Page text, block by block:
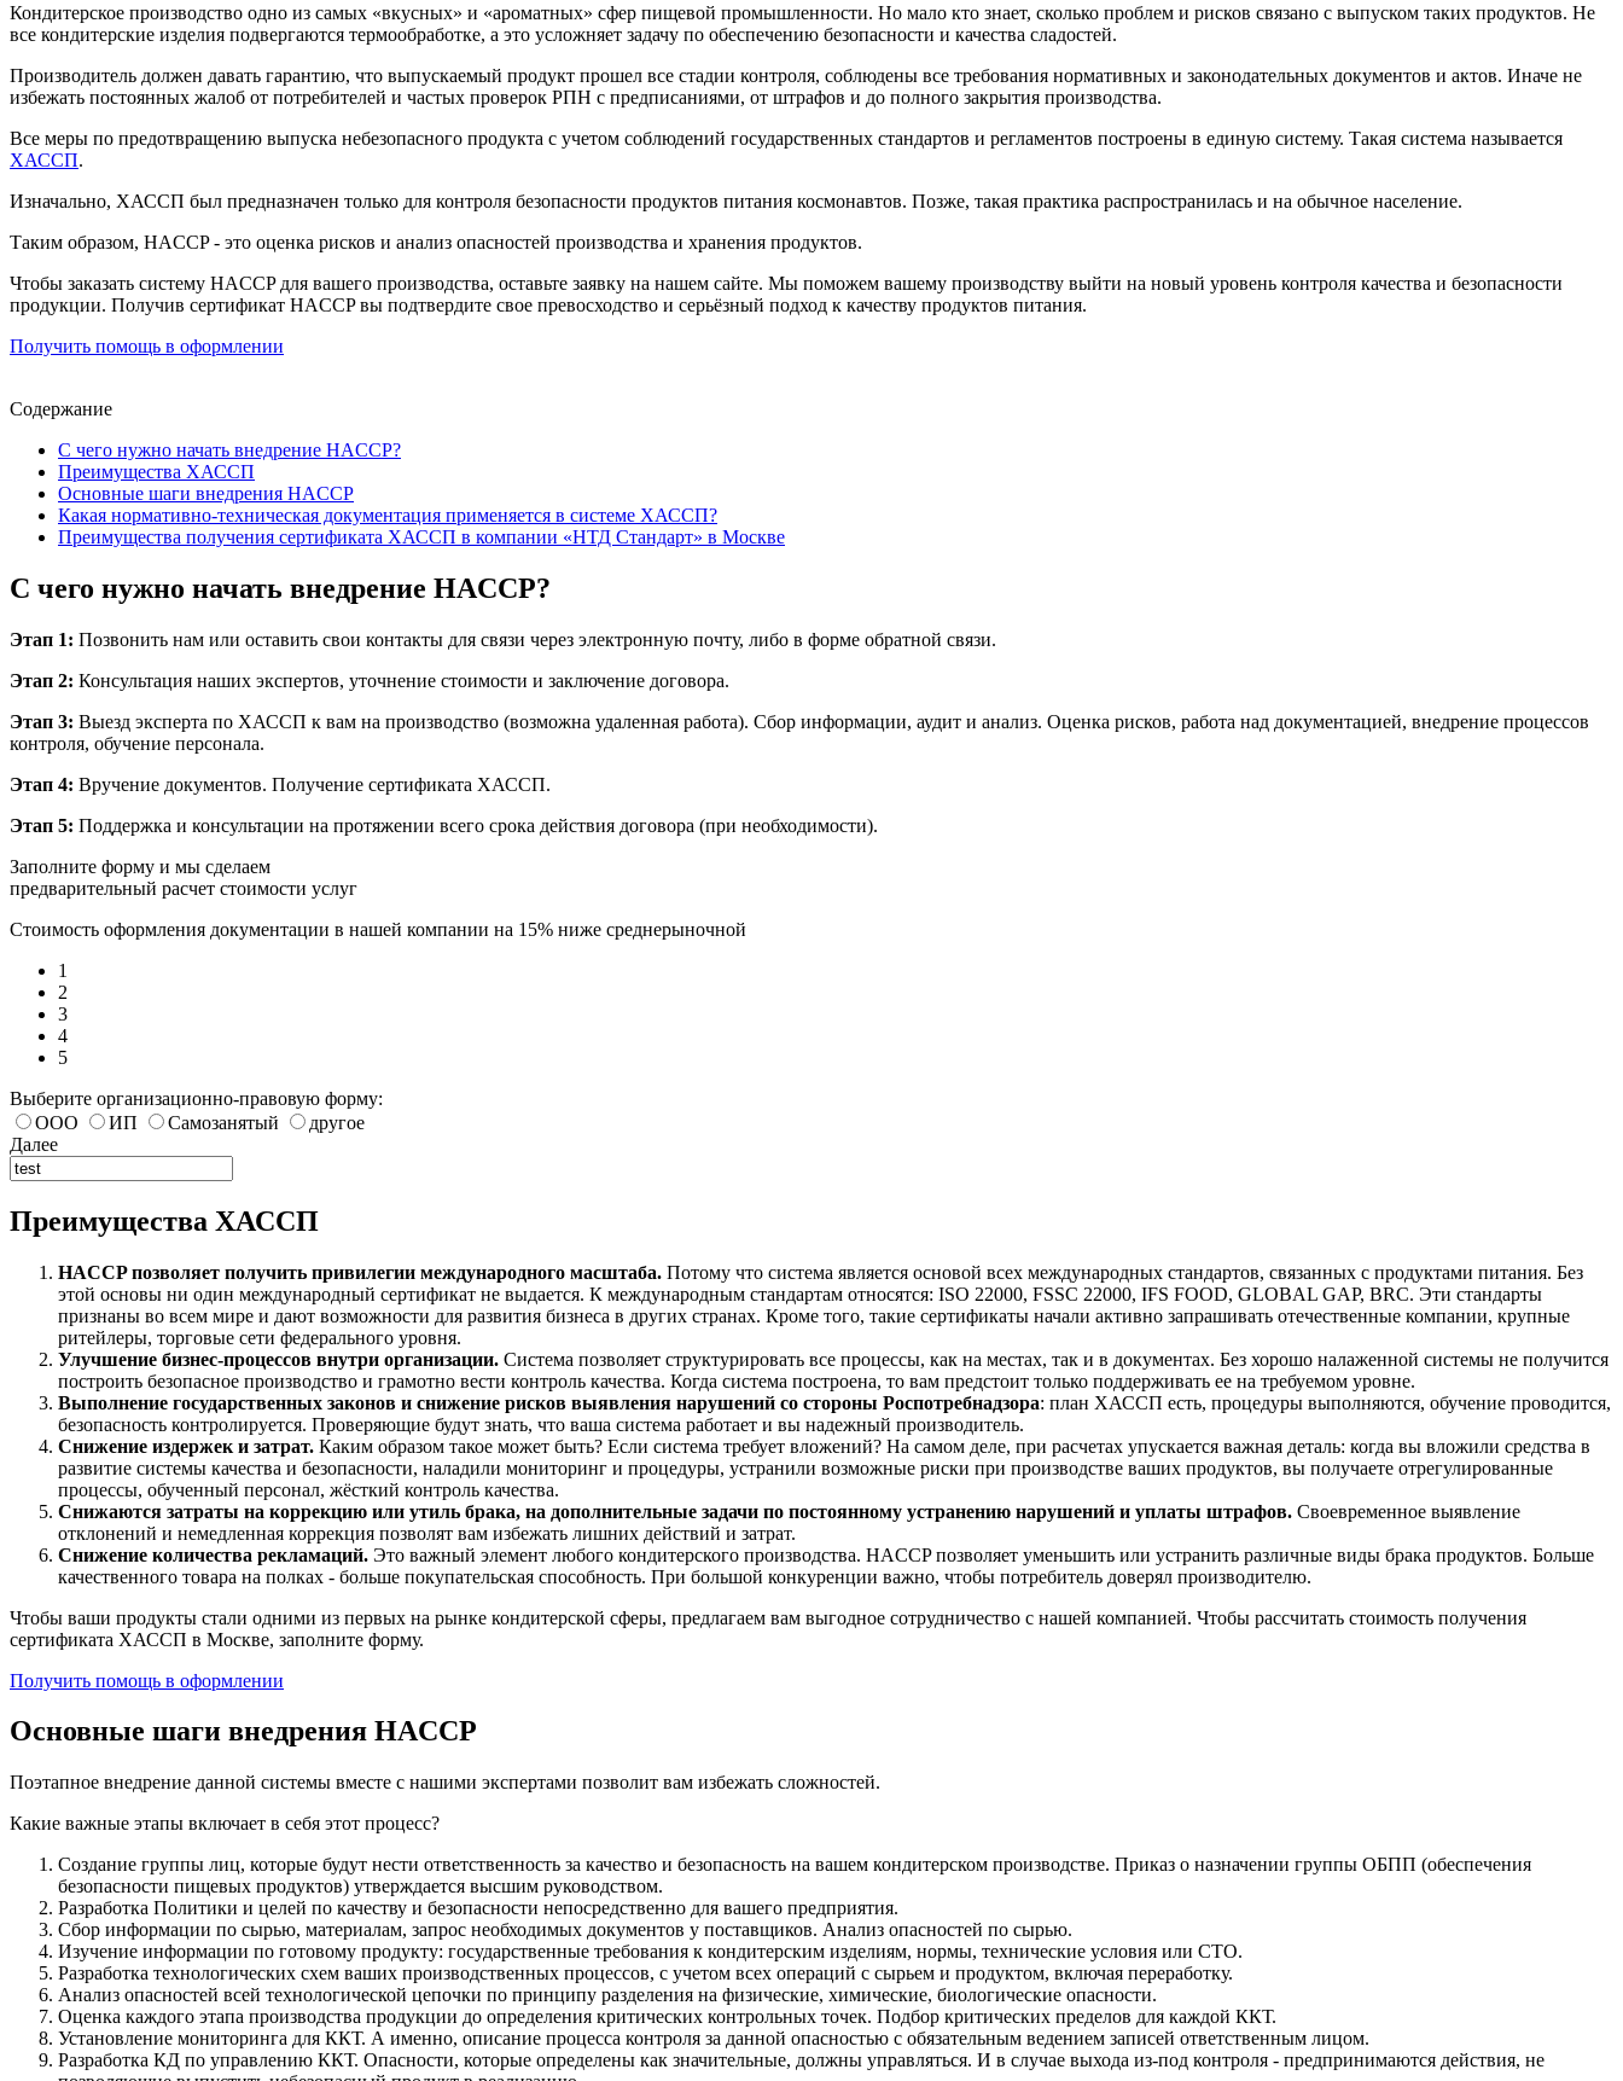
Кондитерское производство одно из самых «вкусных» и «ароматных» сфер пищевой промышленности. Но мало кто знает, сколько проблем и рисков связано с выпуском таких продуктов. Не
все кондитерские изделия подвергаются термообработке, а это усложняет задачу по обеспечению безопасности и качества сладостей.
Производитель должен давать гарантию, что выпускаемый продукт прошел все стадии контроля, соблюдены все требования нормативных и законодательных документов и актов. Иначе не
избежать постоянных жалоб от потребителей и частых проверок РПН с предписаниями, от штрафов и до полного закрытия производства.
Все меры по предотвращению выпуска небезопасного продукта с учетом соблюдений государственных стандартов и регламентов построены в единую систему. Такая система называется
ХАССП.
Изначально, ХАССП был предназначен только для контроля безопасности продуктов питания космонавтов. Позже, такая практика распространилась и на обычное население.
Таким образом, HACCP - это оценка рисков и анализ опасностей производства и хранения продуктов.
Чтобы заказать систему HACCP для вашего производства, оставьте заявку на нашем сайте. Мы поможем вашему производству выйти на новый уровень контроля качества и безопасности
продукции. Получив сертификат HACCP вы подтвердите свое превосходство и серьёзный подход к качеству продуктов питания.
Получить помощь в оформлении
Содержание
С чего нужно начать внедрение HACCP?
Преимущества ХАССП
Основные шаги внедрения HACCP
Какая нормативно-техническая документация применяется в системе ХАССП?
Преимущества получения сертификата ХАССП в компании «НТД Стандарт» в Москве
С чего нужно начать внедрение HACCP?
Этап 1: Позвонить нам или оставить свои контакты для связи через электронную почту, либо в форме обратной связи.
Этап 2: Консультация наших экспертов, уточнение стоимости и заключение договора.
Этап 3: Выезд эксперта по ХАССП к вам на производство (возможна удаленная работа). Сбор информации, аудит и анализ. Оценка рисков, работа над документацией, внедрение процессов
контроля, обучение персонала.
Этап 4: Вручение документов. Получение сертификата ХАССП.
Этап 5: Поддержка и консультации на протяжении всего срока действия договора (при необходимости).
Заполните форму и мы сделаем
предварительный расчет стоимости услуг
Стоимость оформления документации в нашей компании на 15% ниже среднерыночной
1
2
3
4
5
Выберите организационно-правовую форму:
ООО
ИП Самозанятый
другое
Далее
Преимущества ХАССП
HACCP позволяет получить привилегии международного масштаба. Потому что система является основой всех международных стандартов, связанных с продуктами питания. Без
этой основы ни один международный сертификат не выдается. К международным стандартам относятся: ISO 22000, FSSC 22000, IFS FOOD, GLOBAL GAP, BRC. Эти стандарты
признаны во всем мире и дают возможности для развития бизнеса в других странах. Кроме того, такие сертификаты начали активно запрашивать отечественные компании, крупные
ритейлеры, торговые сети федерального уровня.
Улучшение бизнес-процессов внутри организации. Система позволяет структурировать все процессы, как на местах, так и в документах. Без хорошо налаженной системы не получится
построить безопасное производство и грамотно вести контроль качества. Когда система построена, то вам предстоит только поддерживать ее на требуемом уровне.
Выполнение государственных законов и снижение рисков выявления нарушений со стороны Роспотребнадзора: план ХАССП есть, процедуры выполняются, обучение проводится,
безопасность контролируется. Проверяющие будут знать, что ваша система работает и вы надежный производитель.
Снижение издержек и затрат. Каким образом такое может быть? Если система требует вложений? На самом деле, при расчетах упускается важная деталь: когда вы вложили средства в
развитие системы качества и безопасности, наладили мониторинг и процедуры, устранили возможные риски при производстве ваших продуктов, вы получаете отрегулированные
процессы, обученный персонал, жёсткий контроль качества.
Снижаются затраты на коррекцию или утиль брака, на дополнительные задачи по постоянному устранению нарушений и уплаты штрафов. Своевременное выявление
отклонений и немедленная коррекция позволят вам избежать лишних действий и затрат.
Снижение количества рекламаций. Это важный элемент любого кондитерского производства. HACCP позволяет уменьшить или устранить различные виды брака продуктов. Больше
качественного товара на полках - больше покупательская способность. При большой конкуренции важно, чтобы потребитель доверял производителю.
Чтобы ваши продукты стали одними из первых на рынке кондитерской сферы, предлагаем вам выгодное сотрудничество с нашей компанией. Чтобы рассчитать стоимость получения
сертификата ХАССП в Москве, заполните форму.
Получить помощь в оформлении
Основные шаги внедрения HACCP
Поэтапное внедрение данной системы вместе с нашими экспертами позволит вам избежать сложностей.
Какие важные этапы включает в себя этот процесс?
Создание группы лиц, которые будут нести ответственность за качество и безопасность на вашем кондитерском производстве. Приказ о назначении группы ОБПП (обеспечения
безопасности пищевых продуктов) утверждается высшим руководством.
Разработка Политики и целей по качеству и безопасности непосредственно для вашего предприятия.
Сбор информации по сырью, материалам, запрос необходимых документов у поставщиков. Анализ опасностей по сырью.
Изучение информации по готовому продукту: государственные требования к кондитерским изделиям, нормы, технические условия или СТО.
Разработка технологических схем ваших производственных процессов, с учетом всех операций с сырьем и продуктом, включая переработку.
Анализ опасностей всей технологической цепочки по принципу разделения на физические, химические, биологические опасности.
Оценка каждого этапа производства продукции до определения критических контрольных точек. Подбор критических пределов для каждой ККТ.
Установление мониторинга для ККТ. А именно, описание процесса контроля за данной опасностью с обязательным ведением записей ответственным лицом.
Разработка КД по управлению ККТ. Опасности, которые определены как значительные, должны управляться. И в случае выхода из-под контроля - предпринимаются действия, не